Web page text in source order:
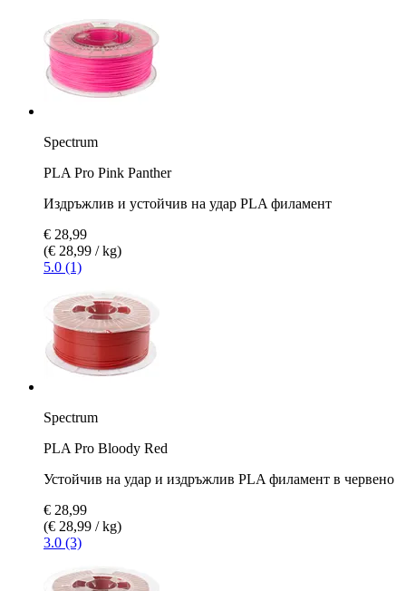
Spectrum
PLA Pro Pink Panther
Издръжлив и устойчив на удар PLA филамент
€ 28,99
(€ 28,99 / kg)
5.0 (1)
Spectrum
PLA Pro Bloody Red
Устойчив на удар и издръжлив PLA филамент в червено
€ 28,99
(€ 28,99 / kg)
3.0 (3)